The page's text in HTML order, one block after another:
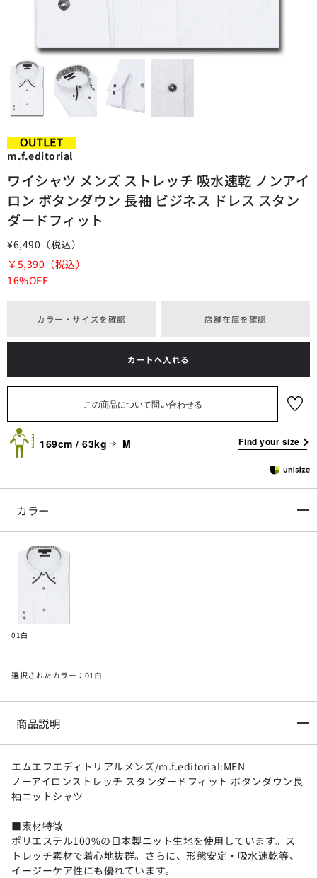
m.f.editorial
ワイシャツ メンズ ストレッチ 吸水速乾 ノンアイ
ロン ボタンダウン 長袖 ビジネス ドレス スタン
ダードフィット
¥6,490 （税込）
￥5,390 （税込）
16%OFF
カラー・サイズを確認 店舗在庫を確認
カートへ入れる
入り
169cm / 63kg M Find your size
カラー
01白
選択されたカラー：01白
商品説明
エムエフエディトリアルメンズ/m.f.editorial:MEN
ノーアイロンストレッチ スタンダードフィット ボタンダウン長
袖ニットシャツ
■素材特徴
ポリエステル100%の日本製ニット生地を使用しています。ス
トレッチ素材で着心地抜群。さらに、形態安定・吸水速乾等、
イージーケア性にも優れています。